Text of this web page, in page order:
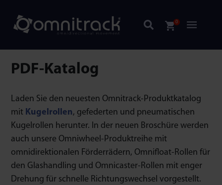
0
PDF-Katalog
Laden Sie den neuesten Omnitrack-Produktkatalog
mit Kugelrollen, gefederten und pneumatischen
Kugelrollen herunter. In der neuen Broschüre werden
auch unsere Omniwheel-Produktreihe mit
omnidirektionalen Förderrädern, Omnifloat-Rollen für
den Glashandling und Omnicaster-Rollen mit enger
Drehung für schnelle Richtungswechsel vorgestellt.